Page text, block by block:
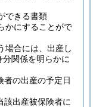
できる書類
かにすることがで
場合には、出産し
関係を明らかに
者の出産の予定日
該出産被保険者に